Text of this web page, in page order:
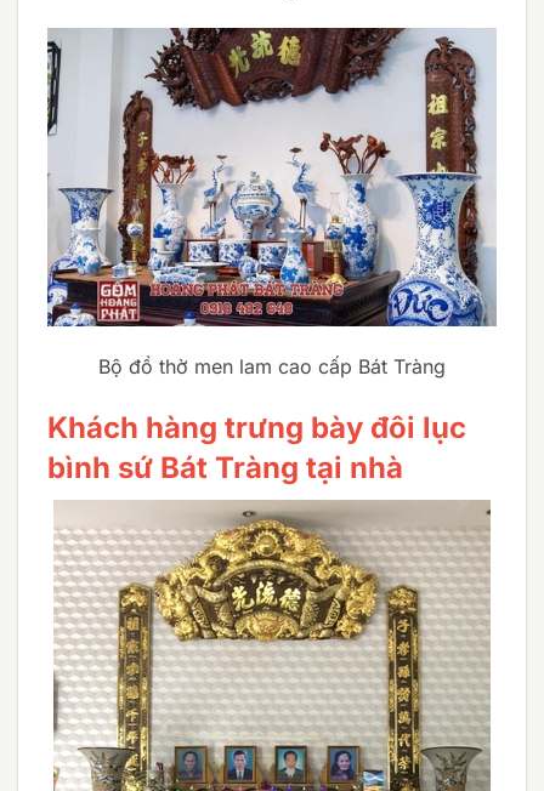
Bộ đồ thờ men lam cao cấp Bát Tràng
Khách hàng trưng bày đôi lục
bình sứ Bát Tràng tại nhà